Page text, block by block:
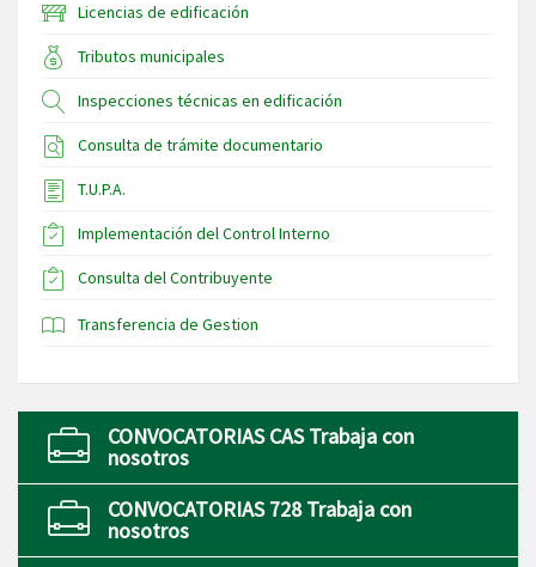
Licencias de edificación
Tributos municipales
Inspecciones técnicas en edificación
Consulta de trámite documentario
T.U.P.A.
Implementación del Control Interno
Consulta del Contribuyente
Transferencia de Gestion
CONVOCATORIAS CAS Trabaja con
nosotros
CONVOCATORIAS 728 Trabaja con
nosotros